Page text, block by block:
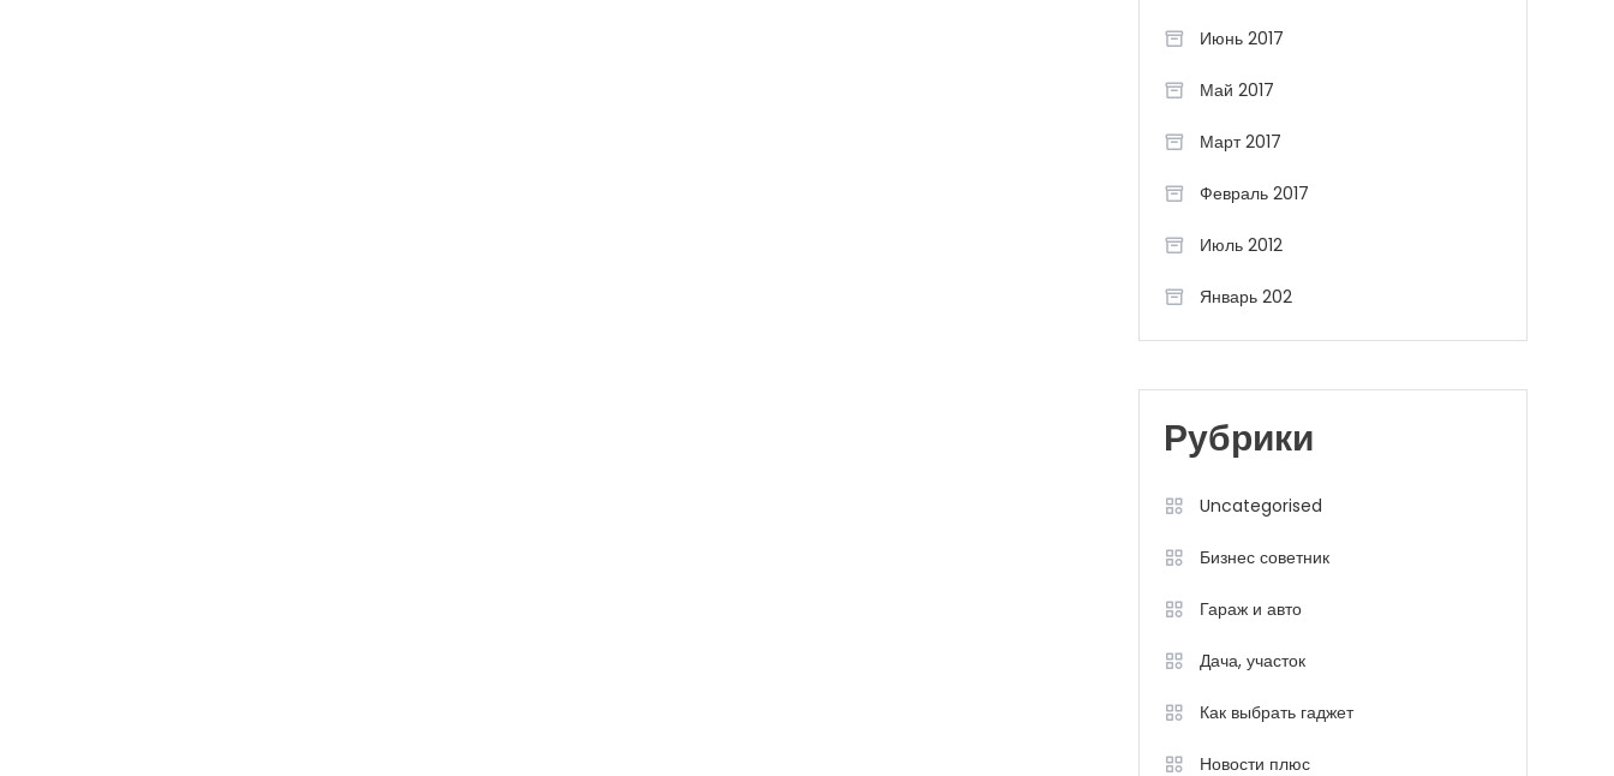
Июнь 2017
Май 2017
Март 2017
Февраль 2017
Июль 2012
Январь 202
Рубрики
Uncategorised
Бизнес советник
Гараж и авто
Дача, участок
Как выбрать гаджет
Новости плюс